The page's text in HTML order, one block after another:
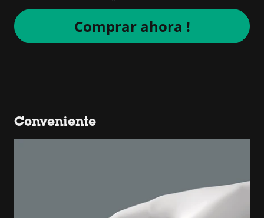
Comprar ahora !
Conveniente